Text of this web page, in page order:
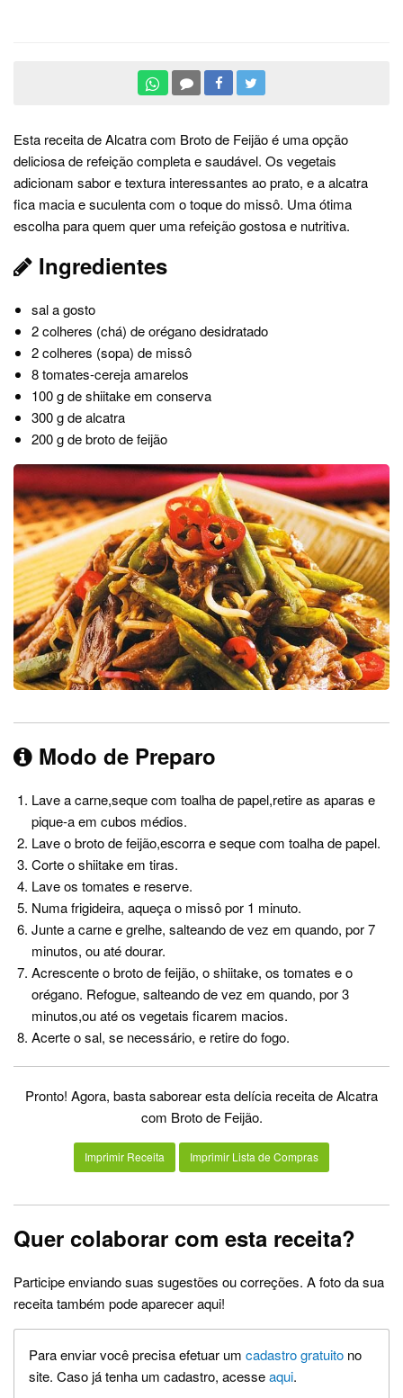
Esta receita de Alcatra com Broto de Feijão é uma opção
deliciosa de refeição completa e saudável. Os vegetais
adicionam sabor e textura interessantes ao prato, e a alcatra
fica macia e suculenta com o toque do missô. Uma ótima
escolha para quem quer uma refeição gostosa e nutritiva.
Ingredientes
sal a gosto
2 colheres (chá) de orégano desidratado
2 colheres (sopa) de missô
8 tomates-cereja amarelos
100 g de shiitake em conserva
300 g de alcatra
200 g de broto de feijão
Modo de Preparo
Lave a carne,seque com toalha de papel,retire as aparas e
pique-a em cubos médios.
Lave o broto de feijão,escorra e seque com toalha de papel.
Corte o shiitake em tiras.
Lave os tomates e reserve.
Numa frigideira, aqueça o missô por 1 minuto.
Junte a carne e grelhe, salteando de vez em quando, por 7
minutos, ou até dourar.
Acrescente o broto de feijão, o shiitake, os tomates e o
orégano. Refogue, salteando de vez em quando, por 3
minutos,ou até os vegetais ficarem macios.
Acerte o sal, se necessário, e retire do fogo.
Pronto! Agora, basta saborear esta delícia receita de Alcatra
com Broto de Feijão.
Imprimir Receita Imprimir Lista de Compras
Quer colaborar com esta receita?
Participe enviando suas sugestões ou correções. A foto da sua
receita também pode aparecer aqui!
Para enviar você precisa efetuar um cadastro gratuito no
site. Caso já tenha um cadastro, acesseaqui.